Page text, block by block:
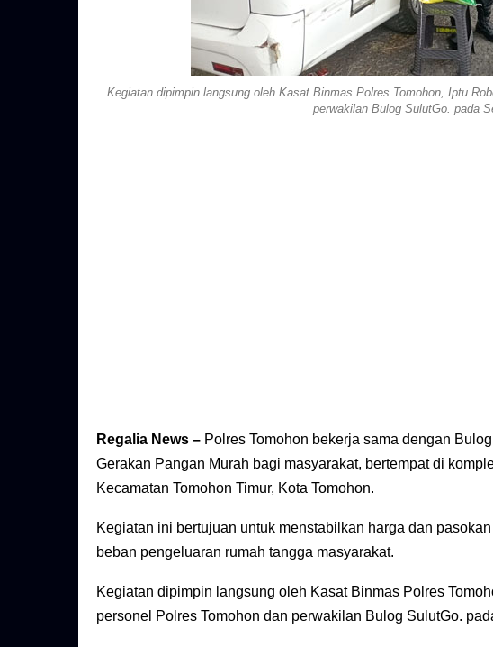
Kegiatan dipimpin langsung oleh Kasat Binmas Polres Tomohon, Iptu
perwakilan Bulog SulutGo. pada
Regalia News – Polres Tomohon bekerja sama dengan
Gerakan Pangan Murah bagi masyarakat, bertempat di
Kecamatan Tomohon Timur, Kota Tomohon.
Kegiatan ini bertujuan untuk menstabilkan harga dan
beban pengeluaran rumah tangga masyarakat.
Kegiatan dipimpin langsung oleh Kasat Binmas Polres
personel Polres Tomohon dan perwakilan Bulog SulutGo.